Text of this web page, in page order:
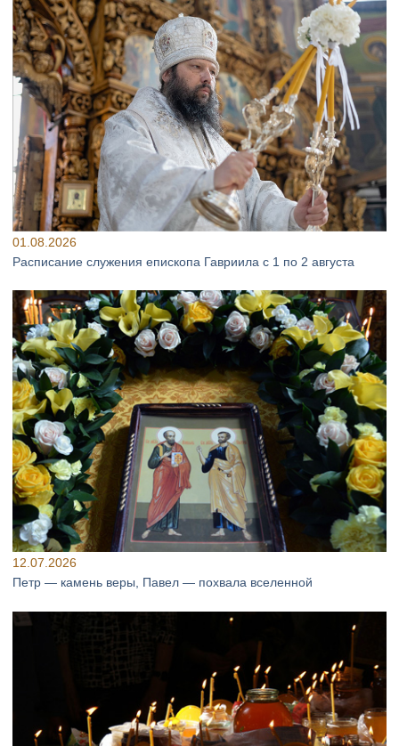
01.08.2026
Расписание служения епископа Гавриила с 1 по 2 августа
12.07.2026
Петр — камень веры, Павел — похвала вселенной